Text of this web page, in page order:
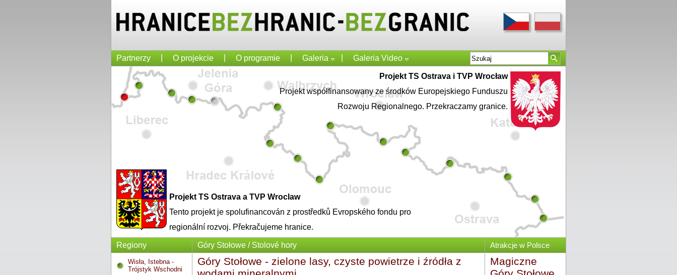
Partnerzy O projekcie O programie Galeria Galeria Video
Projekt TS Ostrava i TVP Wrocław
Projekt współfinansowany ze środków Europejskiego Funduszu
Rozwoju Regionalnego. Przekraczamy granice.
Projekt TS Ostrava a TVP Wroclaw
Tento projekt je spolufinancován z prostředků Evropského fondu pro
regionální rozvoj. Překračujeme hranice.
Regiony
Wisła, Istebna -
Trójstyk Wschodni
Góry Stołowe / Stolové hory
Góry Stołowe - zielone lasy, czyste powietrze i źródła z
Atrakcje w Polsce
Magiczne